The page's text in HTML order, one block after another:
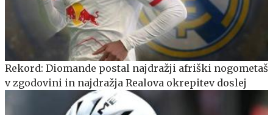
Rekord: Diomande postal najdražji afriški nogometaš
v zgodovini in najdražja Realova okrepitev doslej